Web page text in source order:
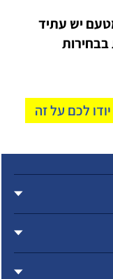
יש עתיד
בבחירות
לכם על זה